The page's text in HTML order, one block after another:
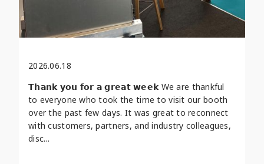
2026.06.18
𝗧𝗵𝗮𝗻𝗸 𝘆𝗼𝘂 𝗳𝗼𝗿 𝗮 𝗴𝗿𝗲𝗮𝘁 𝘄𝗲𝗲𝗸 We are thankful
to everyone who took the time to visit our booth
over the past few days. It was great to reconnect
with customers, partners, and industry colleagues,
disc...